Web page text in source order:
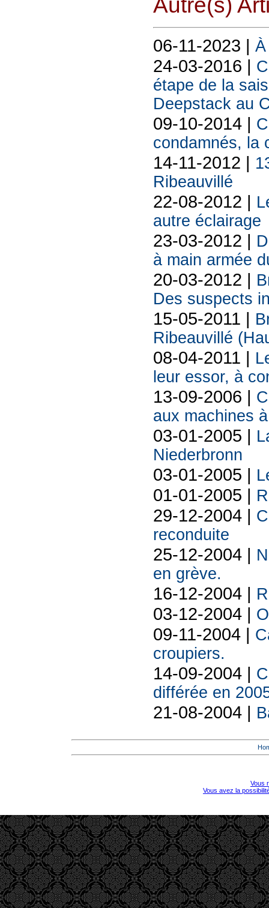
Autre(s)
06-11-2023 |
24-03-2016 |
étape de la
Deepstack au
09-10-2014 |
condamnés, la
14-11-2012 |
Ribeauvillé
22-08-2012 |
autre éclairage
23-03-2012 |
à main armée
20-03-2012 |
Des suspects
15-05-2011 |
Ribeauvillé
08-04-2011 |
leur essor, à
13-09-2006 |
aux machines
03-01-2005 |
Niederbronn
03-01-2005 |
01-01-2005 |
29-12-2004 |
reconduite
25-12-2004 |
en grève.
16-12-2004 |
03-12-2004 |
09-11-2004 |
croupiers.
14-09-2004 |
différée en
21-08-2004 |
Vous
Vous avez la